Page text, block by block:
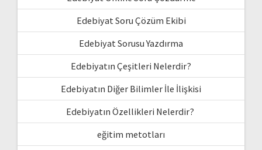
Edebiyat Soru Çözüm Ekibi
Edebiyat Sorusu Yazdırma
Edebiyatın Çeşitleri Nelerdir?
Edebiyatın Diğer Bilimler İle İlişkisi
Edebiyatın Özellikleri Nelerdir?
eğitim metotları